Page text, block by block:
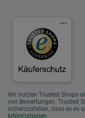
Wir nutzen Trusted Shops
von Bewertungen. Trusted
sicherzustellen, dass es es
Informationen